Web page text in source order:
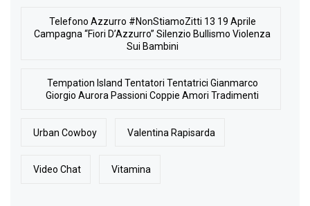
Telefono Azzurro #NonStiamoZitti 13 19 Aprile
Campagna “Fiori D’Azzurro” Silenzio Bullismo Violenza
Sui Bambini
Tempation Island Tentatori Tentatrici Gianmarco
Giorgio Aurora Passioni Coppie Amori Tradimenti
Urban Cowboy Valentina Rapisarda
Video Chat Vitamina